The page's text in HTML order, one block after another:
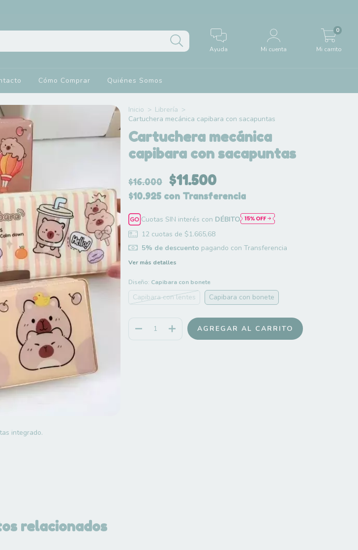
Ayuda Mi cuenta Mi carrito
0
Cómo Comprar Quiénes Somos
integrado.
Inicio > Librería >
Cartuchera mecánica capibara con sacapuntas
Cartuchera mecánica
capibara con sacapuntas
$16.000 $11.500
$10.925 con Transferencia
Cuotas SIN interés con DÉBITO
12 cuotas de $1.665,68
5% de descuento pagando con Transferencia
Ver más detalles
Diseño: Capibara con bonete
Capibara con lentes Capibara con bonete
relacionados